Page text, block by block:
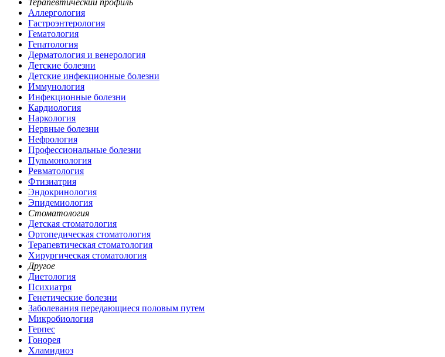
Терапевтический профиль
Аллергология
Гастроэнтерология
Гематология
Гепатология
Дерматология и венерология
Детские болезни
Детские инфекционные болезни
Иммунология
Инфекционные болезни
Кардиология
Наркология
Нервные болезни
Нефрология
Профессиональные болезни
Пульмонология
Ревматология
Фтизиатрия
Эндокринология
Эпидемиология
Стоматология
Детская стоматология
Ортопедическая стоматология
Терапевтическая стоматология
Хирургическая стоматология
Другое
Диетология
Психиатря
Генетические болезни
Заболевания передающиеся половым путем
Микробиология
Герпес
Гонорея
Хламидиоз